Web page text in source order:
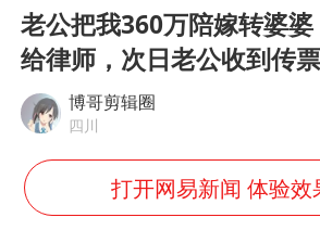
五粮液渠道价
CIA被曝已秘密
老公把我360万陪嫁转婆
给律师，次日老公收到传票
博哥剪辑圈
四川
打开网易新闻 体验效